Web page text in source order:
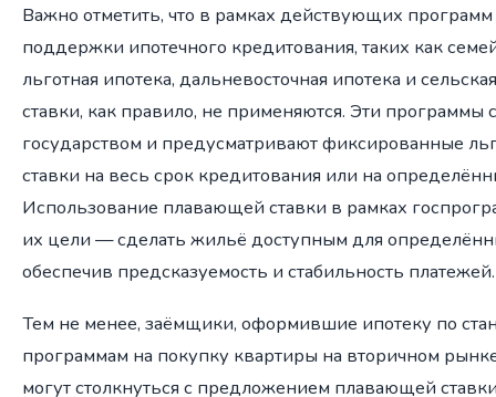
Важно отметить, что в рамках действующих
поддержки ипотечного кредитования, таких как
льготная ипотека, дальневосточная ипотека и
ставки, как правило, не применяются. Эти программы
государством и предусматривают фиксированные
ставки на весь срок кредитования или на
Использование плавающей ставки в рамках
их цели — сделать жильё доступным для
обеспечив предсказуемость и стабильность платежей.
Тем не менее, заёмщики, оформившие ипотеку по
программам на покупку квартиры на вторичном
могут столкнуться с предложением плавающей